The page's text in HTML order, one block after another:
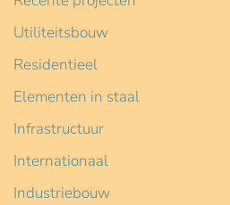
Utiliteitsbouw
Residentieel
Elementen in staal
Infrastructuur
Internationaal
Industriebouw